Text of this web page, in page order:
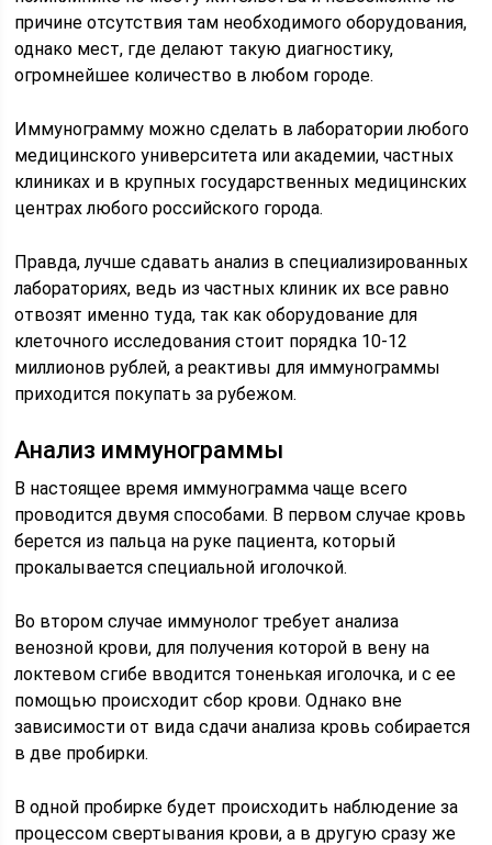
причине отсутствия там необходимого оборудования,
однако мест, где делают такую диагностику,
огромнейшее количество в любом городе.
Иммунограмму можно сделать в лаборатории любого
медицинского университета или академии, частных
клиниках и в крупных государственных медицинских
центрах любого российского города.
Правда, лучше сдавать анализ в специализированных
лабораториях, ведь из частных клиник их все равно
отвозят именно туда, так как оборудование для
клеточного исследования стоит порядка 10-12
миллионов рублей, а реактивы для иммунограммы
приходится покупать за рубежом.
Анализ иммунограммы
В настоящее время иммунограмма чаще всего
проводится двумя способами. В первом случае кровь
берется из пальца на руке пациента, который
прокалывается специальной иголочкой.
Во втором случае иммунолог требует анализа
венозной крови, для получения которой в вену на
локтевом сгибе вводится тоненькая иголочка, и с ее
помощью происходит сбор крови. Однако вне
зависимости от вида сдачи анализа кровь собирается
в две пробирки.
В одной пробирке будет происходить наблюдение за
процессом свертывания крови, а в другую сразу же